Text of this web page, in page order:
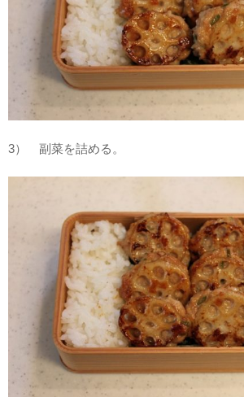
3） 副菜を詰める。